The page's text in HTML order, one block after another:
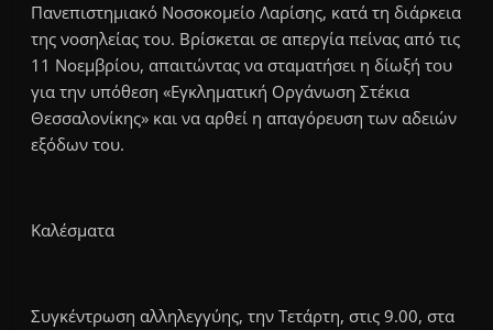
Πανεπιστημιακό Νοσοκομείο Λαρίσης, κατά τη διάρκεια
της νοσηλείας του. Βρίσκεται σε απεργία πείνας από τις
11 Νοεμβρίου, απαιτώντας να σταματήσει η δίωξή του
για την υπόθεση «Εγκληματική Οργάνωση Στέκια
Θεσσαλονίκης» και να αρθεί η απαγόρευση των αδειών
εξόδων του.
Καλέσματα
Συγκέντρωση αλληλεγγύης, την Τετάρτη, στις 9.00, στα